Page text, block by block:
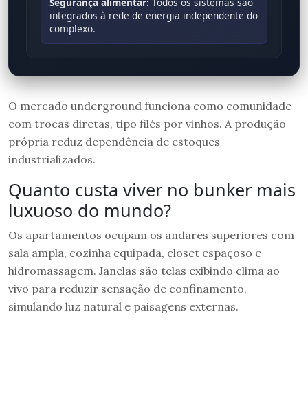
integrados à rede de energia independente do
complexo.
O mercado underground funciona como comunidade
com trocas diretas, tipo filés por vinhos. A produção
própria reduz dependência de estoques
industrializados.
Quanto custa viver no bunker mais
luxuoso do mundo?
Os apartamentos ocupam os andares superiores com
sala ampla, cozinha equipada, closet espaçoso e
hidromassagem. Janelas são telas exibindo clima ao
vivo para reduzir sensação de confinamento,
simulando luz natural e paisagens externas.